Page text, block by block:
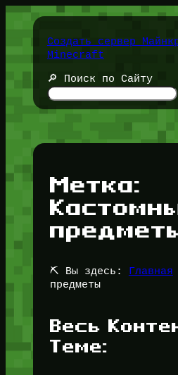
Перейти
содержимомуСоздать сервер
Minecraft
🔎 Поиск по Сайту
Метка:
⛏️ Вы здесь: Главная
предметы
Весь
Теме: